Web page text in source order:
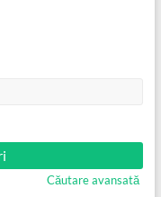
Căutare avansată